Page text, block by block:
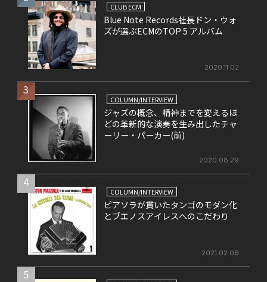
CLUB ECM
Blue Note Records社長ドン・ウォ
ズが選ぶECMのTOP 5 アルバム
2020.11.02
3
COLUMN/INTERVIEW
ジャズの概念、精神までを変えるほ
どの革新的な演奏を生み出したチャ
ーリー・パーカー(前)
2020.08.29
4
COLUMN/INTERVIEW
ピアソラが貫いたタンゴのモダン化
とブエノスアイレスへのこだわり
2021.02.06
5